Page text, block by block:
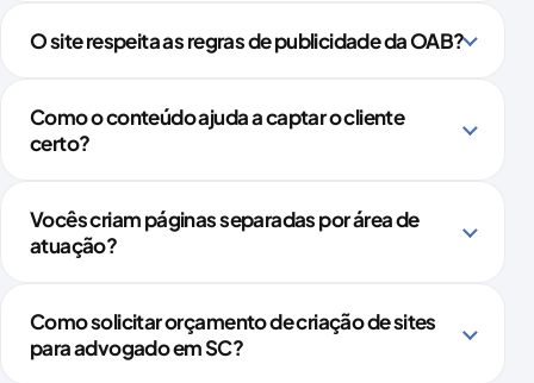
O site respeita as regras de publicidade da OAB?
Como o conteúdo ajuda a captar o cliente
certo?
Vocês criam páginas separadas por área de
atuação?
Como solicitar orçamento de criação de sites
para advogado em SC?